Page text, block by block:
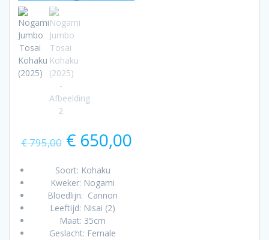
€795,00 Oorspronkelijke
prijs
was:
€ 795,00.
€650,00Huidige
Soort: Kohaku
Kweker: Nogami
Bloedlijn: Cannon
Leeftijd: Nisai (2)
Maat: 35cm
Geslacht: Female